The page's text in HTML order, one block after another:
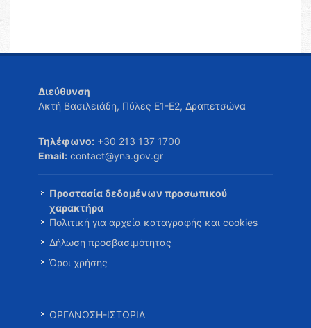
Διεύθυνση
Ακτή Βασιλειάδη, Πύλες Ε1-Ε2, Δραπετσώνα
Τηλέφωνο: +30 213 137 1700
Email: contact@yna.gov.gr
Προστασία δεδομένων προσωπικού
χαρακτήρα
Πολιτική για αρχεία καταγραφής και cookies
Δήλωση προσβασιμότητας
Όροι χρήσης
ΟΡΓΑΝΩΣΗ-ΙΣΤΟΡΙΑ